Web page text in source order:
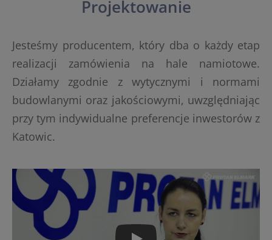
Projektowanie
Jesteśmy producentem, który dba o każdy etap
realizacji zamówienia na hale namiotowe.
Działamy zgodnie z wytycznymi i normami
budowlanymi oraz jakościowymi, uwzględniając
przy tym indywidualne preferencje inwestorów z
Katowic.